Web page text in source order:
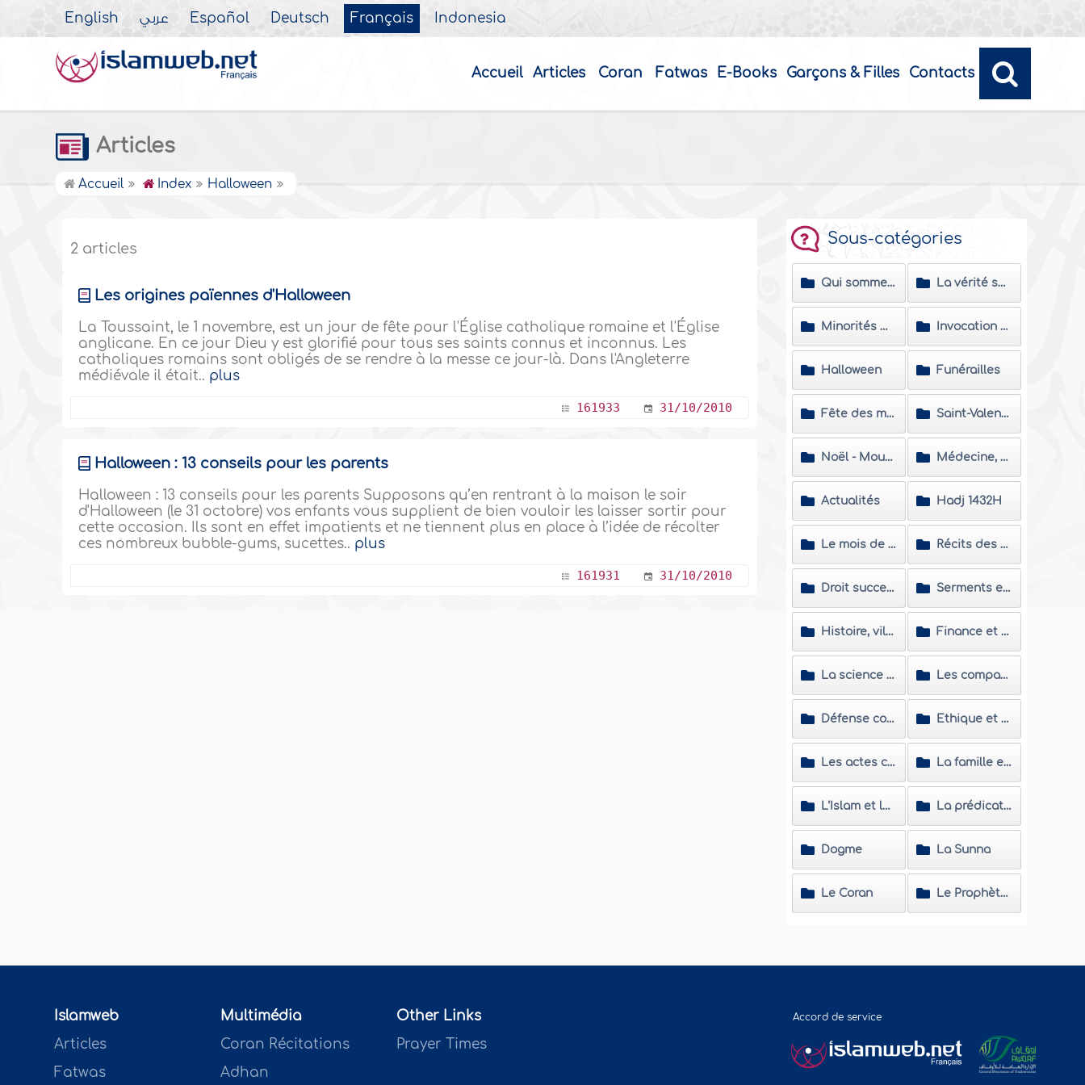
English عربي Español Deutsch Français Indonesia
Accueil Articles Coran Fatwas E-Books Garçons & Filles Contacts
Articles
Accueil Index Halloween
2 articles
Les origines païennes d'Halloween
La Toussaint, le 1 novembre, est un jour de fête pour l'Église catholique romaine et l'Église
anglicane. En ce jour Dieu y est glorifié pour tous ses saints connus et inconnus. Les
catholiques romains sont obligés de se rendre à la messe ce jour-là. Dans l'Angleterre
médiévale il était.. plus
161933 31/10/2010
Halloween : 13 conseils pour les parents
Halloween : 13 conseils pour les parents Supposons qu’en rentrant à la maison le soir
d'Halloween (le 31 octobre) vos enfants vous supplient de bien vouloir les laisser sortir pour
cette occasion. Ils sont en effet impatients et ne tiennent plus en place à l’idée de récolter
ces nombreux bubble-gums, sucettes.. plus
161931 31/10/2010
Sous-catégories
Qui sommes-nous ? La vérité sur le Prophète Mohammed
Minorités musulmanes Invocation d’Allah
Halloween Funérailles
Fête des mères Saint-Valentin
Noël - Mouharram Médecine, médias, culture et moyens de divertissement
Actualités Hadj 1432H
Le mois de Ramadan Récits des nouveaux convertis
Droit successoral et les problèmes de succession Serments et vœux
Histoire, villes et personnalités islamiques Finance et économie
La science et les savants Les compagnons
Défense contre les polémiques Ethique et morale
Les actes cultuels La famille et la société
L’Islam et les non musulmans La prédication islamique
Dogme La Sunna
Le Coran Le Prophète (Salla Allahou Alayhi wa Sallam)
Islamweb
Articles
Fatwas
Multimédia
Coran Récitations
Adhan
Other Links
Prayer Times
Accord de service